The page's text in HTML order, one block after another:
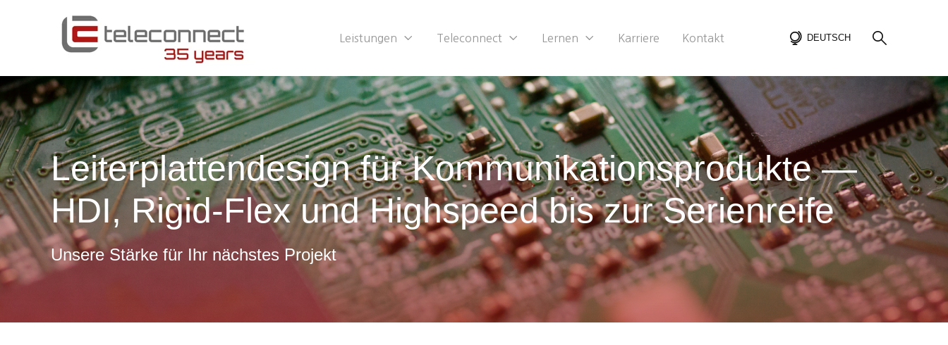
Leistungen Teleconnect Lernen Karriere Kontakt DEUTSCH
Leiterplattendesign für Kommunikationsprodukte —
HDI, Rigid-Flex und Highspeed bis zur Serienreife
Unsere Stärke für Ihr nächstes Projekt